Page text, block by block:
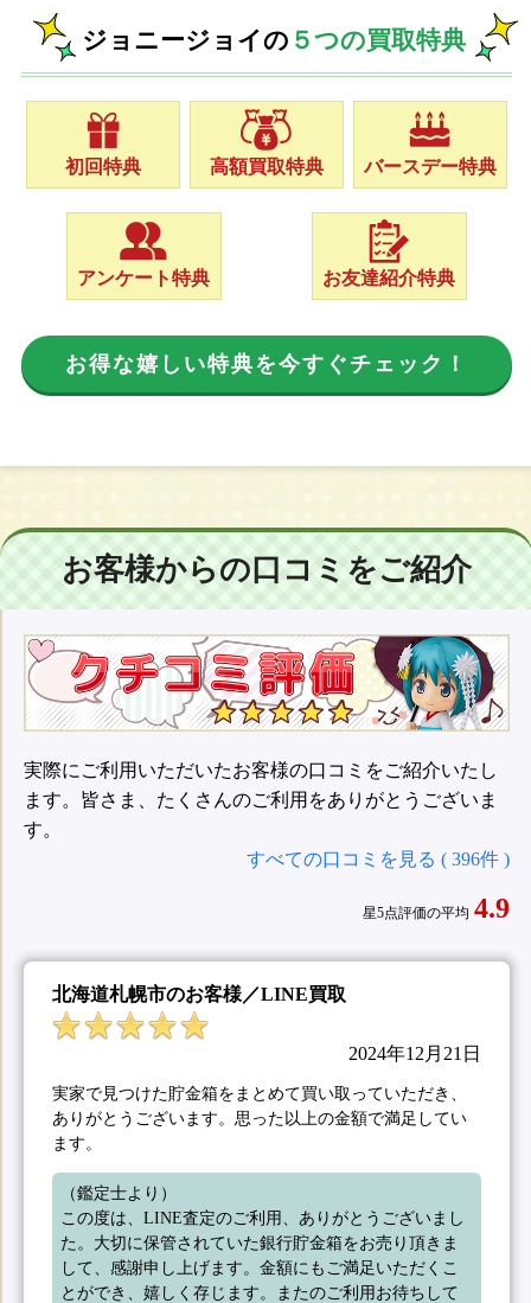
ジョニージョイの ５つの買取特典
初回特典 高額買取特典 バースデー特典
アンケート特典 お友達紹介特典
お得な嬉しい特典を今すぐチェック！
お客様からの口コミをご紹介
実際にご利用いただいたお客様の口コミをご紹介いたし
ます。皆さま、たくさんのご利用をありがとうございま
す。
すべての口コミを見る ( 396件 )
星5点評価の平均 4.9
北海道札幌市のお客様／LINE買取
2024年12月21日
実家で見つけた貯金箱をまとめて買い取っていただき、
ありがとうございます。思った以上の金額で満足してい
ます。
（鑑定士より）
この度は、LINE査定のご利用、ありがとうございまし
た。大切に保管されていた銀行貯金箱をお売り頂きま
して、感謝申し上げます。金額にもご満足いただくこ
とができ、嬉しく存じます。またのご利用お待ちして